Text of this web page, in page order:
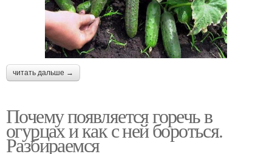
читать дальше →
Почему появляется горечь в
огурцах и как с ней бороться.
Разбираемся